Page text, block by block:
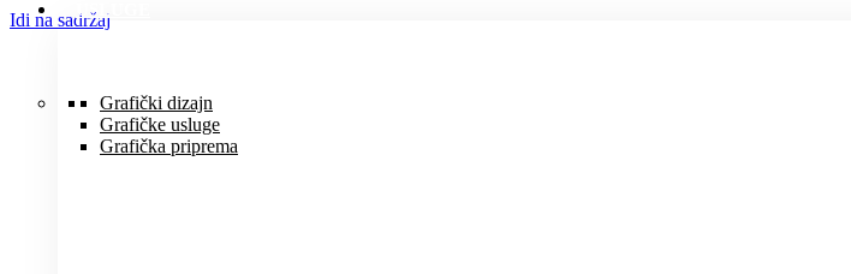
Idi na sadržajUSLUGE
Grafički dizajn
Grafičke usluge
Grafička priprema